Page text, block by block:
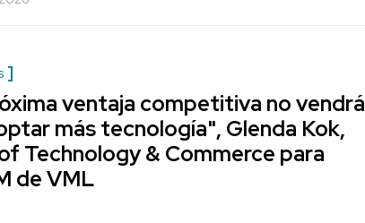
ventaja competitiva no vendrá
más tecnología", Glenda Kok,
Technology & Commerce para
de VML